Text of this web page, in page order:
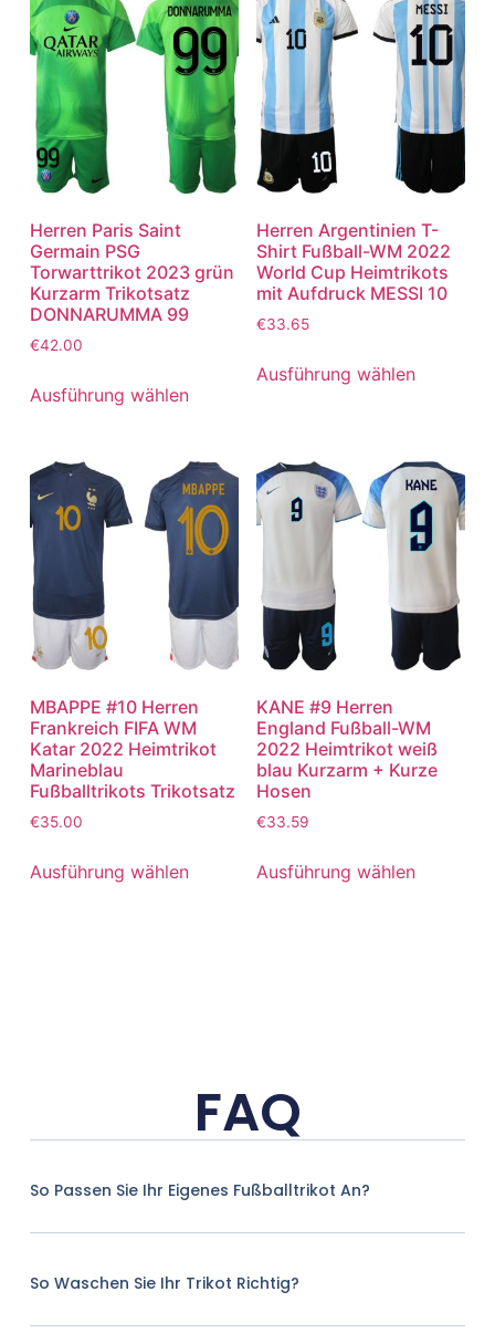
Herren Paris Saint
Germain PSG
Torwarttrikot 2023 grün
Kurzarm Trikotsatz
DONNARUMMA 99
€42.00
Ausführung wählen
Herren Argentinien T-
Shirt Fußball-WM 2022
World Cup Heimtrikots
mit Aufdruck MESSI 10
€33.65
Ausführung wählen
MBAPPE #10 Herren
Frankreich FIFA WM
Katar 2022 Heimtrikot
Marineblau
Fußballtrikots Trikotsatz
€35.00
Ausführung wählen
KANE #9 Herren
England Fußball-WM
2022 Heimtrikot weiß
blau Kurzarm + Kurze
Hosen
€33.59
Ausführung wählen
FAQ
So Passen Sie Ihr Eigenes Fußballtrikot An?
So Waschen Sie Ihr Trikot Richtig?